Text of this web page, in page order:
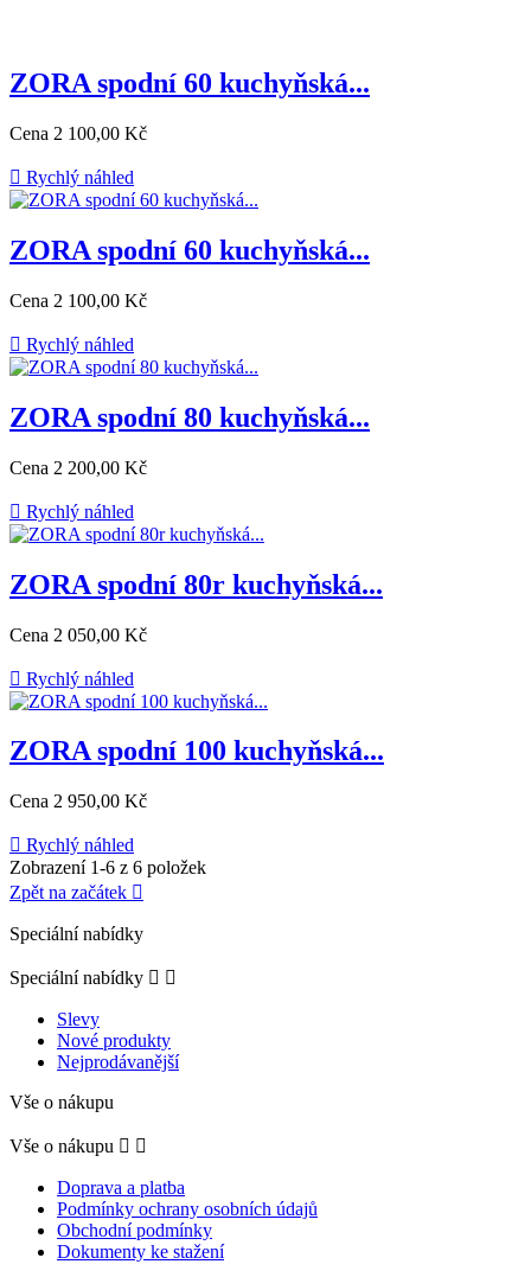
ZORA spodní 60 kuchyňská...
Cena 2 100,00 Kč
 Rychlý náhled
ZORA spodní 60 kuchyňská...
Cena 2 100,00 Kč
 Rychlý náhled
ZORA spodní 80 kuchyňská...
Cena 2 200,00 Kč
 Rychlý náhled
ZORA spodní 80r kuchyňská...
Cena 2 050,00 Kč
 Rychlý náhled
ZORA spodní 100 kuchyňská...
Cena 2 950,00 Kč
 Rychlý náhled
Zobrazení 1-6 z 6 položek
Zpět na začátek 
Speciální nabídky
Speciální nabídky  
Slevy
Nové produkty
Nejprodávanější
Vše o nákupu
Vše o nákupu  
Doprava a platba
Podmínky ochrany osobních údajů
Obchodní podmínky
Dokumenty ke stažení